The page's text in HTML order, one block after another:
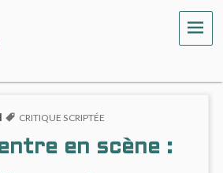
CRITIQUE SCRIPTÉE
en scène :